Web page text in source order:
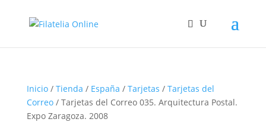
Inicio/ Tienda / España / Tarjetas / Tarjetas del
Correo/ Tarjetas del Correo 035. Arquitectura Postal.
Expo Zaragoza. 2008